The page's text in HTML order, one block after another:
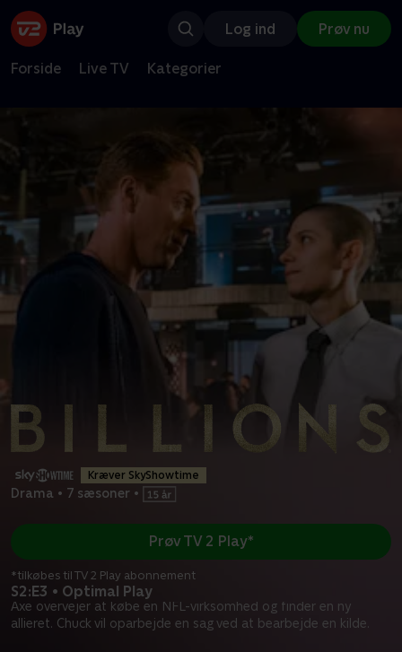
Log ind Prøv nu
Forside Live TV Kategorier
Kræver SkyShowtime
Drama • 7 sæsoner •
S2:E3 • Optimal Play
Axe overvejer at købe en NFL-virksomhed og finder en ny
allieret. Chuck vil oparbejde en sag ved at bearbejde en kilde.
Prøv TV 2 Play*
*tilkøbes til TV 2 Play abonnement